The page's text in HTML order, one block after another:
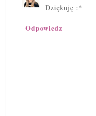
Dziękuję :*
Odpowiedz